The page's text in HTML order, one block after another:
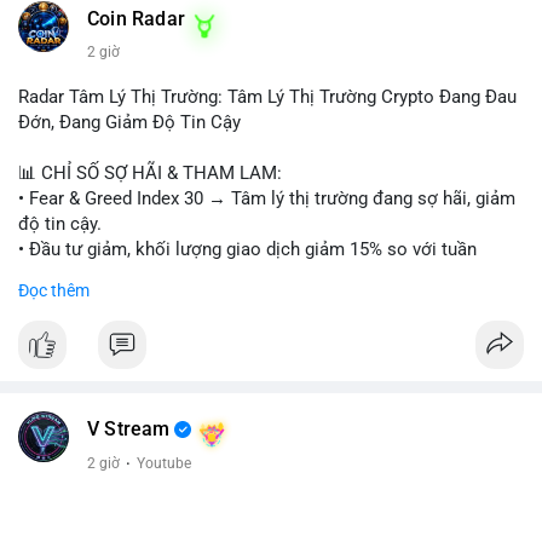
#153btc #10triệuusd #chuyểnvílớn
#áplựcbántiềmnăng
Coin Radar
2 giờ
Radar Tâm Lý Thị Trường: Tâm Lý Thị Trường Crypto Đang Đau
Đớn, Đang Giảm Độ Tin Cậy
📊 CHỈ SỐ SỢ HÃI & THAM LAM:
• Fear & Greed Index 30 → Tâm lý thị trường đang sợ hãi, giảm
độ tin cậy.
• Đầu tư giảm, khối lượng giao dịch giảm 15% so với tuần
• CoinGecko: Jimothy The Raccoon, Pudgy Penguins,
crypto.
• LunarCrush: Ethereum, Solana, Dogecoin, Chainlink, Litecoin,
Tesla, UFC, Premier League, etc.
Đọc thêm
V Stream
2 giờ · Youtube